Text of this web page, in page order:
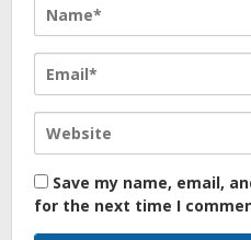
Save my name, email,
for the next time I